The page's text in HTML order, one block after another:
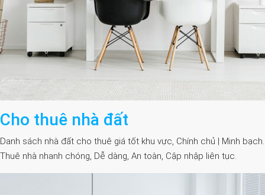
Cho thuê nhà đất
Danh sách nhà đất cho thuê giá tốt khu vực, Chính chủ | Minh bạch.
Thuê nhà nhanh chóng, Dễ dàng, An toàn, Cập nhập liên tục.